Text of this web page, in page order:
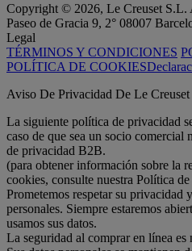
Copyright © 2026, Le Creuset S.L.
Paseo de Gracia 9, 2° 08007
Legal
TÉRMINOS Y CONDICIONES
POLÍTICA DE COOKIES
Aviso De Privacidad De Le Creuset
La siguiente política de privacidad
caso de que sea un socio comercial
de privacidad B2B.
(para obtener información sobre la
cookies, consulte nuestra Política
Prometemos respetar su privacidad
personales. Siempre estaremos
usamos sus datos.
La seguridad al comprar en línea es